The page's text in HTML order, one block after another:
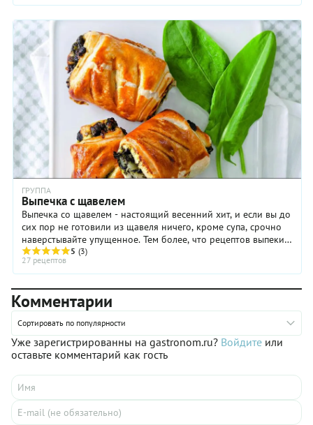
ГРУППА
Выпечка с щавелем
Выпечка со щавелем - настоящий весенний хит, и если вы до
сих пор не готовили из щавеля ничего, кроме супа, срочно
наверстывайте упущенное. Тем более, что рецептов выпеки
со щавелем ...
5 (3)
27 рецептов
Комментарии
Сортировать по популярности
Уже зарегистрированны на gastronom.ru? Войдите или
оставьте комментарий как гость